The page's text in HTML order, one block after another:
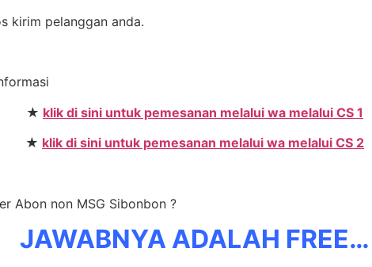
kirim pelanggan anda.
★ klik di sini untuk pemesanan melalui wa melalui CS 1
★ klik di sini untuk pemesanan melalui wa melalui CS 2
Abon non MSG Sibonbon ?
JAWABNYA ADALAH FREE…